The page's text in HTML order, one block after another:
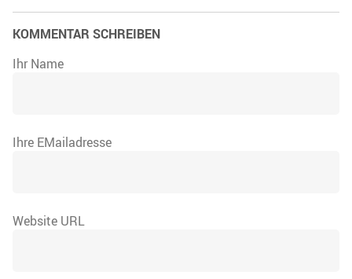
KOMMENTAR SCHREIBEN
Ihr Name
Ihre EMailadresse
Website URL